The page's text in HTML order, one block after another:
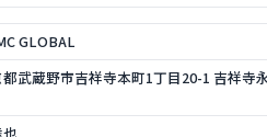
GLOBAL
武蔵野市吉祥寺本町1丁目20-1 吉祥寺永